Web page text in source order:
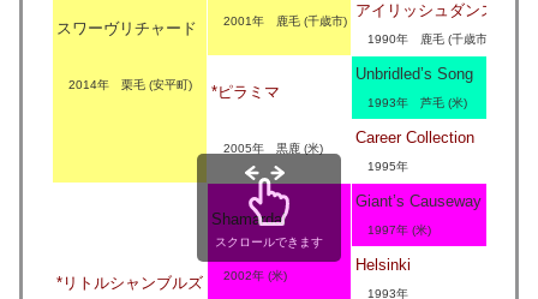
スワーヴリチャード
2014年 栗毛 (安平町)
2001年 鹿毛 (千歳市)
アイリッシュダンス
1990年 鹿毛 (千歳市)
*ピラミマ
2005年 黒鹿 (米)
Unbridled’s Song
1993年 芦毛 (米)
Career Collection
1995年
*リトルシャンブルズ
Shamardal
2002年 (米)
Giant’s Causeway
1997年 (米)
Helsinki
1993年
スクロールできます